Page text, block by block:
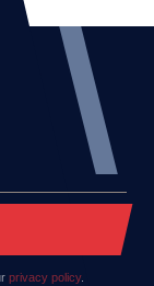
privacy policy.